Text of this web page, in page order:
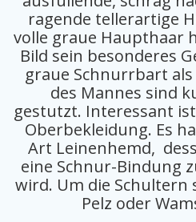
ragende tellerartige
volle graue Haupthaar
Bild sein besonderes
graue Schnurrbart
des Mannes sind
gestutzt. Interessant
Oberbekleidung. Es
Art Leinenhemd,
eine Schnur-Bindung
wird. Um die Schultern
Pelz oder